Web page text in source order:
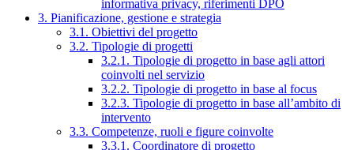
informativa privacy, riferimenti DPO
3. Pianificazione, gestione e strategia
3.1. Obiettivi del progetto
3.2. Tipologie di progetti
3.2.1. Tipologie di progetto in base agli attori
coinvolti nel servizio
3.2.2. Tipologie di progetto in base al focus
3.2.3. Tipologie di progetto in base all’ambito di
intervento
3.3. Competenze, ruoli e figure coinvolte
3.3.1. Coordinatore di progetto